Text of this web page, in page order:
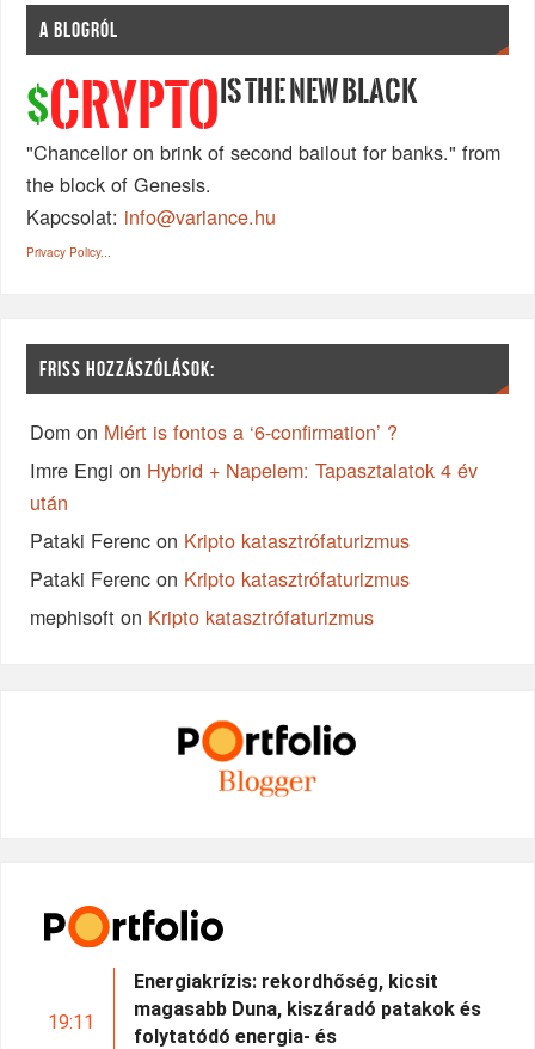
A BLOGRÓL
$CRYPTO IS THE NEW BLACK
"Chancellor on brink of second bailout for banks." from
the block of Genesis.
Kapcsolat: info@variance.hu
Privacy Policy...
FRISS HOZZÁSZÓLÁSOK:
Dom on Miért is fontos a ‘6-confirmation’ ?
Imre Engi on Hybrid + Napelem: Tapasztalatok 4 év
után
Pataki Ferenc on Kripto katasztrófaturizmus
Pataki Ferenc on Kripto katasztrófaturizmus
mephisoft on Kripto katasztrófaturizmus
19:11
Energiakrízis: rekordhőség, kicsit
magasabb Duna, kiszáradó patakok és
folytatódó energia- és